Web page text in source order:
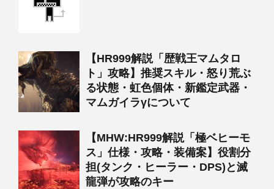
【HR999解説「歴戦王マムタロ
ト」攻略】推奨スキル・怒り荒ぶ
る状態・虹色個体・新鑑定武器・
マムガイラγについて
【MHW:HR999解説「極ベヒーモ
ス」仕様・攻略・装備案】役割分
担(タンク・ヒーラー・DPS)と滅
龍弾が攻略のキー